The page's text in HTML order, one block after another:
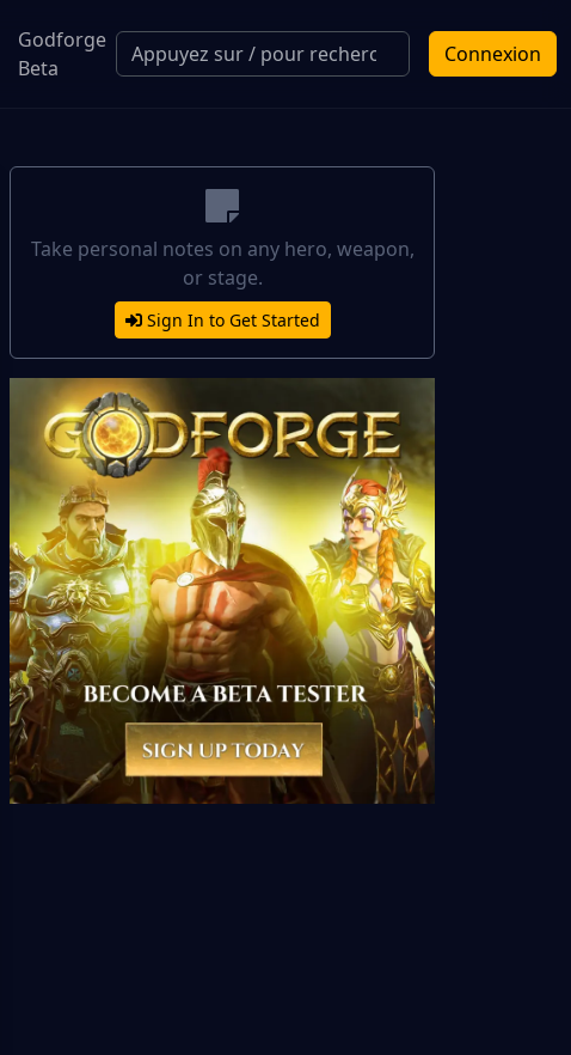
Connexion
Godforge
Beta
Take personal notes on any hero, weapon,
or stage.
Sign In to Get Started